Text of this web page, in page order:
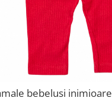
bebelusi inimioare